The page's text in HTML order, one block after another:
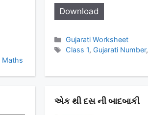
Maths
Download
Categories
Gujarati Worksheet
Tags
Class 1, Gujarati Number,
એક થી દસ ની બાદબાકી